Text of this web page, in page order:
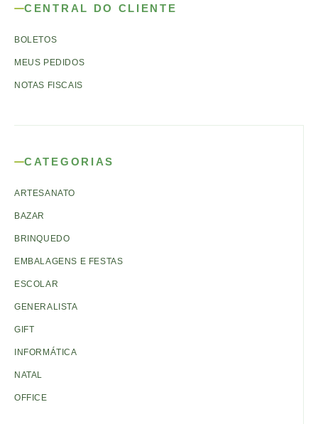
CENTRAL DO CLIENTE
BOLETOS
MEUS PEDIDOS
NOTAS FISCAIS
CATEGORIAS
ARTESANATO
BAZAR
BRINQUEDO
EMBALAGENS E FESTAS
ESCOLAR
GENERALISTA
GIFT
INFORMÁTICA
NATAL
OFFICE